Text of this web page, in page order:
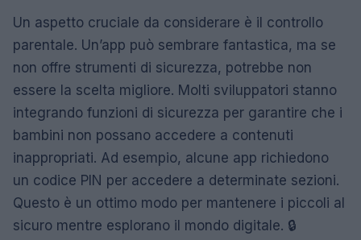
Un aspetto cruciale da considerare è il controllo
parentale. Un’app può sembrare fantastica, ma se
non offre strumenti di sicurezza, potrebbe non
essere la scelta migliore. Molti sviluppatori stanno
integrando funzioni di sicurezza per garantire che i
bambini non possano accedere a contenuti
inappropriati. Ad esempio, alcune app richiedono
un codice PIN per accedere a determinate sezioni.
Questo è un ottimo modo per mantenere i piccoli al
sicuro mentre esplorano il mondo digitale. 🔒